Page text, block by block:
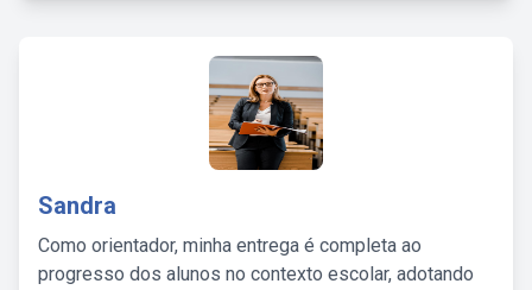
Sandra
Como orientador, minha entrega é completa ao
progresso dos alunos no contexto escolar, adotando